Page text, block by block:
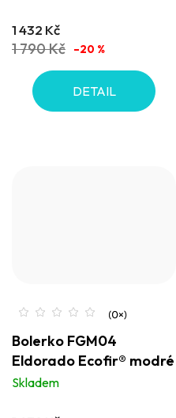
1 432 Kč
1 790 Kč –20 %
DETAIL
Bolerko FGM04
Eldorado Ecofir® modré
Skladem